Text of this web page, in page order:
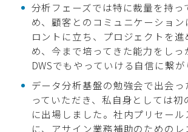
分析フェーズでは特に裁量を持っ
め、顧客とのコミュニケーション
ロントに立ち、プロジェクトを進
め、今まで培ってきた能力をしっ
DWSでもやっていける自信に繋が
データ分析基盤の勉強会で出会
っていただき、私自身としては初
に出場しました。社内プリセール
に、アサイン業務補助のためのレ